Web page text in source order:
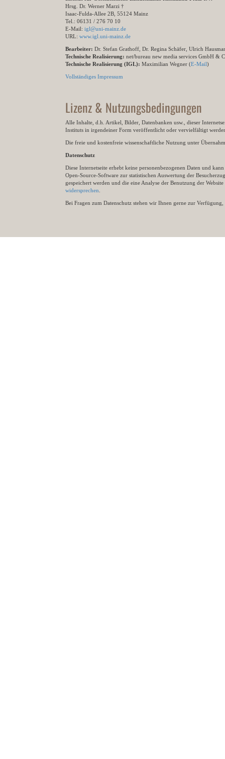
Hrsg. Dr. Werner Marzi †
Isaac-Fulda-Allee 2B, 55124 Mainz
Tel.: 06131 / 276 70 10
E-Mail: igl@uni-mainz.de
URL: www.igl.uni-mainz.de
Bearbeiter: Dr. Stefan Grathoff, Dr. Regina Schäfer, Ulrich
Technische Realisierung: net/bureau new media services GmbH &
Technische Realisierung (IGL): Maximilian Wegner (E-Mail)
Vollständiges Impressum
Lizenz & Nutzungsbedingungen
Alle Inhalte, d.h. Artikel, Bilder, Datenbanken usw., dieser
Instituts in irgendeiner Form veröffentlicht oder vervielfältigt
Die freie und kostenfreie wissenschaftliche Nutzung unter
Datenschutz
Diese Internetseite erhebt keine personenbezogenen Daten und
Open-Source-Software zur statistischen Auswertung der
gespeichert werden und die eine Analyse der Benutzung der
widersprechen
Bei Fragen zum Datenschutz stehen wir Ihnen gerne zur